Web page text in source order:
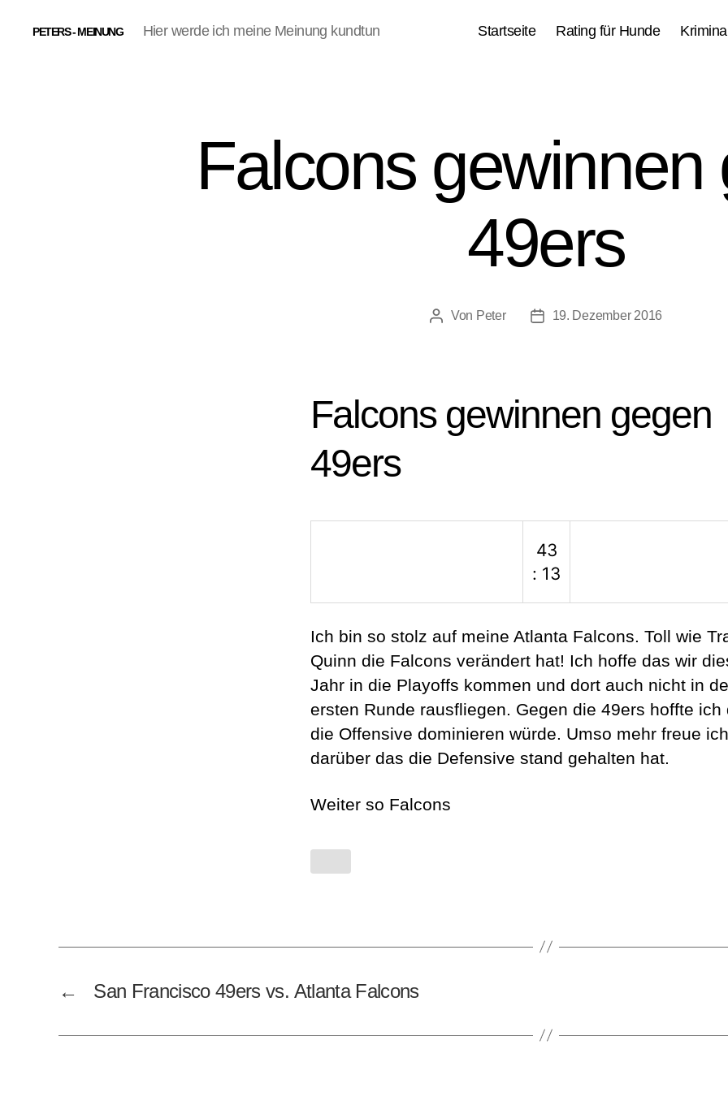
PETERS - MEINUNG Hier werde ich meine Meinung kundtun Startseite Rating für Hunde
Falcons gewinnen
49ers
Beitragsautor
Von Peter Veröffentlichungsdatum
19. Dezember 2016
Falcons gewinnen gegen
49ers
43
: 13
Ich bin so stolz auf meine Atlanta Falcons. Toll wie
Quinn die Falcons verändert hat! Ich hoffe das wir
Jahr in die Playoffs kommen und dort auch nicht in
ersten Runde rausfliegen. Gegen die 49ers hoffte ich
die Offensive dominieren würde. Umso mehr freue
darüber das die Defensive stand gehalten hat.
Weiter so Falcons
← San Francisco 49ers vs. Atlanta Falcons